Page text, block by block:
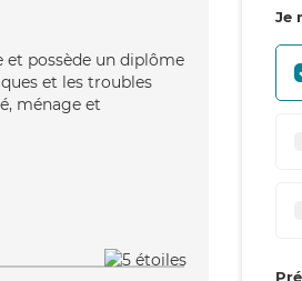
et possède un diplôme
et les troubles
ménage et
Je